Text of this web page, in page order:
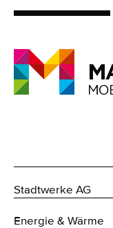
Stadtwerke AG
Energie & Wärme